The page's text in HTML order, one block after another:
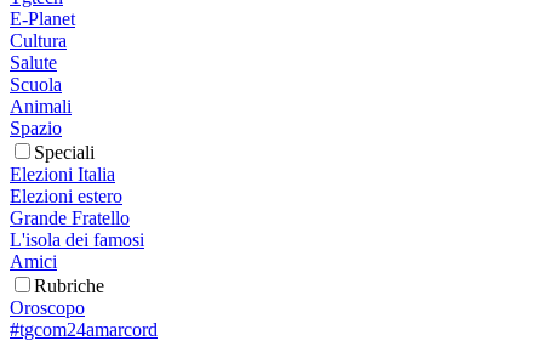
E-Planet
Cultura
Salute
Scuola
Animali
Spazio
Speciali
Elezioni Italia
Elezioni estero
Grande Fratello
L'isola dei famosi
Amici
Rubriche
Oroscopo
#tgcom24amarcord